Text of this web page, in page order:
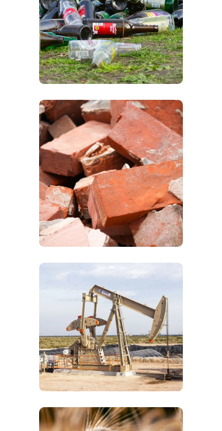
scaricare facilmente il contenuto
rende lo scarrabile per rifiuti la
soluzione ideale per la gestione
della logistica nei centri di
smaltimento.
EDILIZIA
Nel settore edile, le casse scarrabili
sono utilizzate per trasportare
macerie, materiali da costruzione,
inerti e altri detriti. Il vantaggio di
casse e cassoni scarrabili per
macerie edili è che possono essere
posizionati nei cantieri e rimossi
rapidamente quando sono pieni.
SETTORE PETROLIFERO
Le casse scarrabili nel settore
petrolifero permettono il trasporto
sicuro di materiali pericolosi e
rifiuti, garantendo efficienza
logistica e rispetto delle normative
ambientali.
AGRICOLTURA